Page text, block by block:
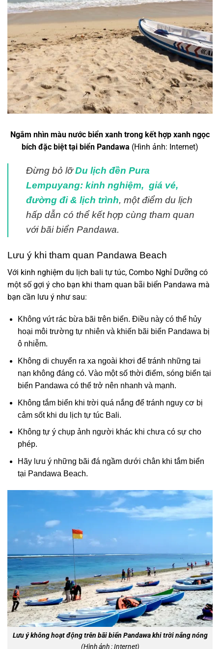
Ngắm nhìn màu nước biển xanh trong kết hợp xanh ngọc
bích đặc biệt tại biển Pandawa (Hình ảnh: Internet)
Đừng bỏ lỡ Du lịch đền Pura
Lempuyang: kinh nghiệm, giá vé,
đường đi & lịch trình, một điểm du lịch
hấp dẫn có thể kết hợp cùng tham quan
với bãi biển Pandawa.
Lưu ý khi tham quan Pandawa Beach
Với kinh nghiệm du lịch bali tự túc, Combo Nghỉ Dưỡng có
một số gợi ý cho bạn khi tham quan bãi biển Pandawa mà
bạn cần lưu ý như sau:
Không vứt rác bừa bãi trên biển. Điều này có thể hủy
hoại môi trường tự nhiên và khiến bãi biển Pandawa bị
ô nhiễm.
Không di chuyển ra xa ngoài khơi để tránh những tai
nạn không đáng có. Vào một số thời điểm, sóng biển tại
biển Pandawa có thể trở nên nhanh và mạnh.
Không tắm biển khi trời quá nắng để tránh nguy cơ bị
cảm sốt khi du lịch tự túc Bali.
Không tự ý chụp ảnh người khác khi chưa có sự cho
phép.
Hãy lưu ý những bãi đá ngầm dưới chân khi tắm biển
tại Pandawa Beach.
Lưu ý không hoạt động trên bãi biển Pandawa khi trời nắng nóng
(Hình ảnh : Internet)